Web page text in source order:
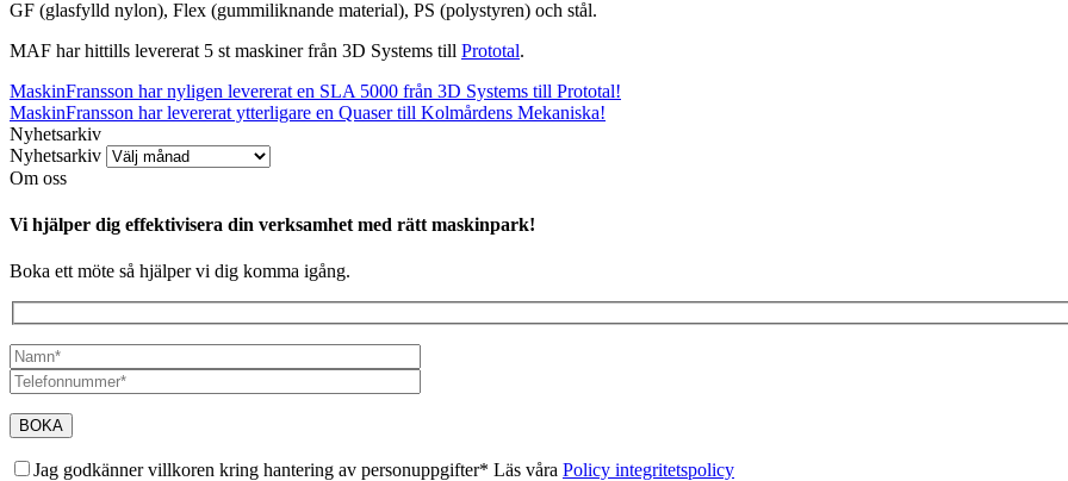
GF (glasfylld nylon), Flex (gummiliknande material), PS (polystyren) och stål.
MAF har hittills levererat 5 st maskiner från 3D Systems till Prototal.
MaskinFransson har nyligen levererat en SLA 5000 från 3D Systems till Prototal!
MaskinFransson har levererat ytterligare en Quaser till Kolmårdens Mekaniska!
Nyhetsarkiv
Nyhetsarkiv
Om oss
Vi hjälper dig effektivisera din verksamhet med rätt maskinpark!
Boka ett möte så hjälper vi dig komma igång.
Jag godkänner villkoren kring hantering av personuppgifter* Läs våra Policy integritetspolicy